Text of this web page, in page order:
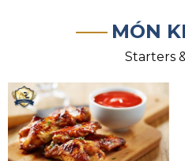
MÓN
Starters